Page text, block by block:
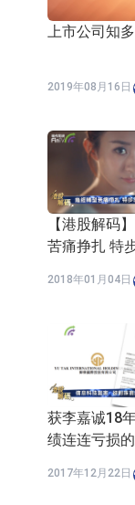
上市公司知
2019年08月16日
【港股解码
苦痛挣扎 特
2018年01月04日
获李嘉诚18年
绩连连亏损
2017年12月22日